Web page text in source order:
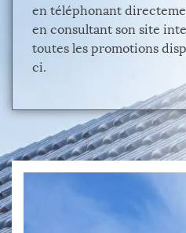
en téléphonant
en consultant son site
toutes les promotions
ci.